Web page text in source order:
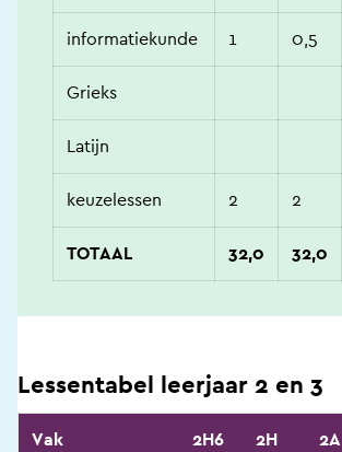
informatiekunde 1 0,5
Grieks
Latijn
keuzelessen 2 2
TOTAAL 32,0 32,0
Lessentabel leerjaar 2 en 3
Vak 2H6 2H 2A